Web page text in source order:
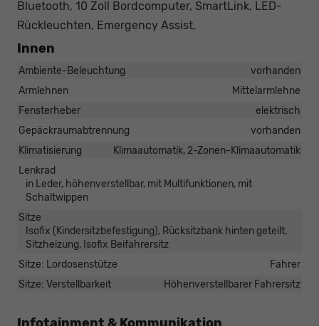
Bluetooth, 10 Zoll Bordcomputer, SmartLink, LED-
Rückleuchten, Emergency Assist,
Innen
Ambiente-Beleuchtung
vorhanden
Armlehnen
Mittelarmlehne
Fensterheber
elektrisch
Gepäckraumabtrennung
vorhanden
Klimatisierung
Klimaautomatik, 2-Zonen-Klimaautomatik
Lenkrad
in Leder, höhenverstellbar, mit Multifunktionen, mit
Schaltwippen
Sitze
Isofix (Kindersitzbefestigung), Rücksitzbank hinten geteilt,
Sitzheizung, Isofix Beifahrersitz
Sitze: Lordosenstütze
Fahrer
Sitze: Verstellbarkeit
Höhenverstellbarer Fahrersitz